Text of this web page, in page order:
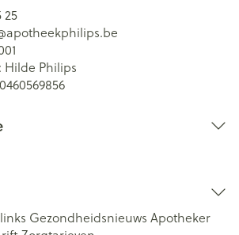
25
apotheekphilips.be
Hilde Philips
Gezondheidsnieuws Apotheker